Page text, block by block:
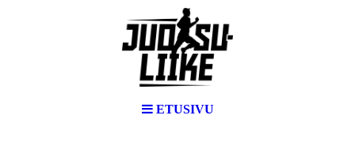
ETUSIVU